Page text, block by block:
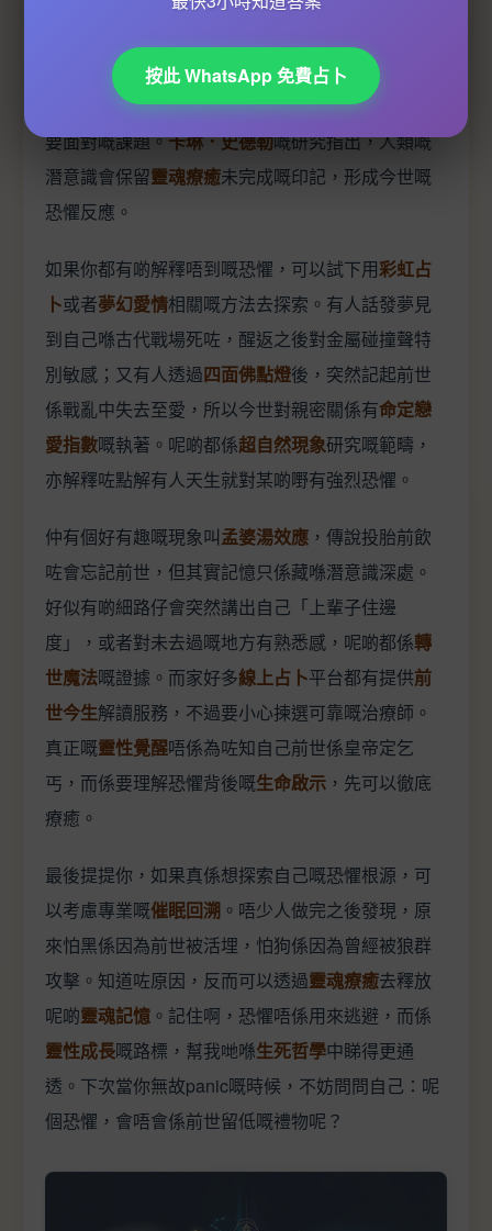
人對蛇有莫名恐懼，回溯先知道曾經喺古埃及被毒
蛇咬死。呢啲都唔係迷信，而係靈性成長過程中需
要面對嘅課題。卡琳．史德勒嘅研究指出，人類嘅
潛意識會保留靈魂療癒未完成嘅印記，形成今世嘅
恐懼反應。
如果你都有啲解釋唔到嘅恐懼，可以試下用彩虹占
卜或者夢幻愛情相關嘅方法去探索。有人話發夢見
到自己喺古代戰場死咗，醒返之後對金屬碰撞聲特
別敏感；又有人透過四面佛點燈後，突然記起前世
係戰亂中失去至愛，所以今世對親密關係有命定戀
愛指數嘅執著。呢啲都係超自然現象研究嘅範疇，
亦解釋咗點解有人天生就對某啲嘢有強烈恐懼。
仲有個好有趣嘅現象叫孟婆湯效應 ，傳說投胎前飲
咗會忘記前世，但其實記憶只係藏喺潛意識深處。
好似有啲細路仔會突然講出自己「上輩子住邊
度」，或者對未去過嘅地方有熟悉感，呢啲都係轉
世魔法嘅證據。而家好多線上占卜平台都有提供前
世今生解讀服務，不過要小心揀選可靠嘅治療師。
真正嘅靈性覺醒唔係為咗知自己前世係皇帝定乞
丐，而係要理解恐懼背後嘅生命啟示 ，先可以徹底
療癒。
最後提提你，如果真係想探索自己嘅恐懼根源，可
以考慮專業嘅催眠回溯 。唔少人做完之後發現，原
來怕黑係因為前世被活埋，怕狗係因為曾經被狼群
攻擊。知道咗原因，反而可以透過靈魂療癒去釋放
呢啲靈魂記憶 。記住啊，恐懼唔係用來逃避，而係
靈性成長嘅路標，幫我哋喺生死哲學中睇得更通
透。下次當你無故panic嘅時候，不妨問問自己：呢
個恐懼，會唔會係前世留低嘅禮物呢？
按此 WhatsApp 免費占卜